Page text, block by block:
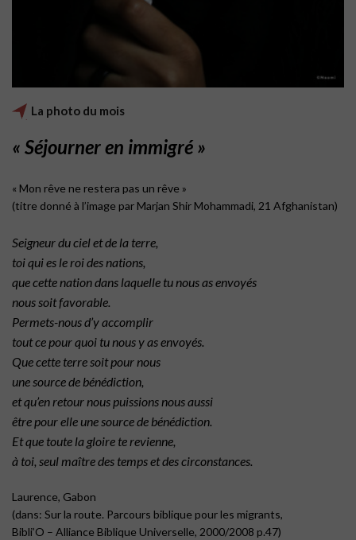
La photo du mois
« Séjourner en immigré »
« Mon rêve ne restera pas un rêve »
(titre donné à l’image par Marjan Shir Mohammadi, 21 Afghanistan)
Seigneur du ciel et de la terre,
toi qui es le roi des nations,
que cette nation dans laquelle tu nous as envoyés
nous soit favorable.
Permets-nous d’y accomplir
tout ce pour quoi tu nous y as envoyés.
Que cette terre soit pour nous
une source de bénédiction,
et qu’en retour nous puissions nous aussi
être pour elle une source de bénédiction.
Et que toute la gloire te revienne,
à toi, seul maître des temps et des circonstances.
Laurence, Gabon
(dans: Sur la route. Parcours biblique pour les migrants,
Bibli’O – Alliance Biblique Universelle, 2000/2008 p.47)